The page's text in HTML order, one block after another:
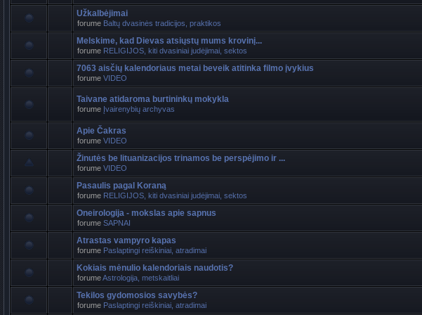
Užkalbėjimai
forume Baltų dvasinės tradicijos, praktikos
Melskime, kad Dievas atsiųstų mums krovinį...
forume RELIGIJOS, kiti dvasiniai judėjimai, sektos
7063 aisčių kalendoriaus metai beveik atitinka filmo įvykius
forume VIDEO
Taivane atidaroma burtininkų mokykla
forume Įvairenybių archyvas
Apie Čakras
forume VIDEO
Žinutės be lituanizacijos trinamos be perspėjimo ir ...
forume VIDEO
Pasaulis pagal Koraną
forume RELIGIJOS, kiti dvasiniai judėjimai, sektos
Oneirologija - mokslas apie sapnus
forume SAPNAI
Atrastas vampyro kapas
forume Paslaptingi reiškiniai, atradimai
Kokiais mėnulio kalendoriais naudotis?
forumeAstrologija, metskaitliai
Tekilos gydomosios savybės?
forume Paslaptingi reiškiniai, atradimai